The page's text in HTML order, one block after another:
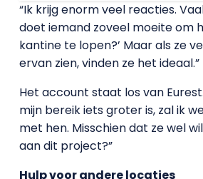
“Ik krijg enorm veel reacties.
doet iemand zoveel moeite om
kantine te lopen?’ Maar als ze
ervan zien, vinden ze het ideaal.”
Het account staat los van
mijn bereik iets groter is, zal ik
met hen. Misschien dat ze wel
aan dit project?”
Hulp voor andere locaties